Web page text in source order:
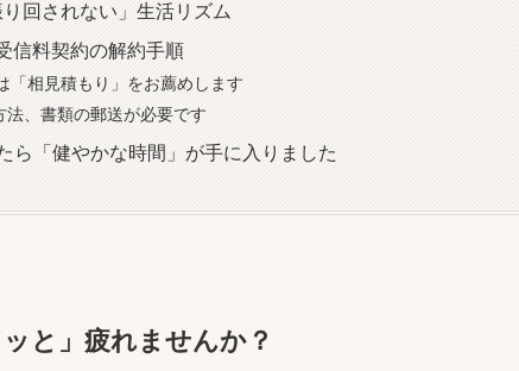
回されない」生活リズム
信料契約の解約手順
「相見積もり」をお薦めします
法、書類の郵送が必要です
ら「健やかな時間」が手に入りました
と」疲れませんか？